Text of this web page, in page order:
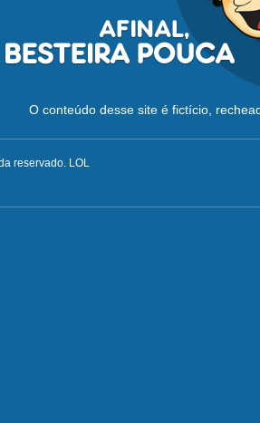
O conteúdo desse site é fictício,
reservado. LOL